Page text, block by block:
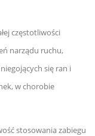
częstotliwości
narządu ruchu,
się ran i
w chorobie
stosowania zabiegu